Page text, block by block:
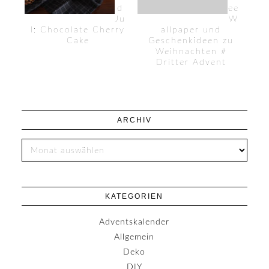
d
Ju
l: Chocolate Cherry
Cake
ee
W
allpaper und
Geschenkideen zu
Weihnachten #
Dritter Advent
ARCHIV
KATEGORIEN
Adventskalender
Allgemein
Deko
DIY